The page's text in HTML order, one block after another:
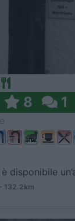
8 1
disponibile
132.2km